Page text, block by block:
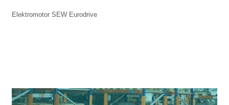
Elektromotor SEW Eurodrive